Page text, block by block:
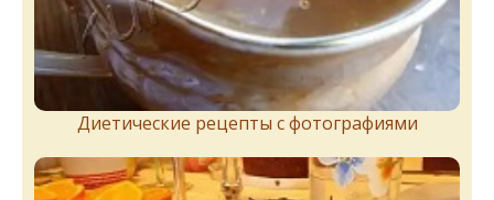
Диетические рецепты с фотографиями